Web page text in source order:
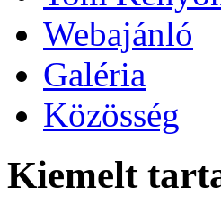
Webajánló
Galéria
Közösség
Kiemelt